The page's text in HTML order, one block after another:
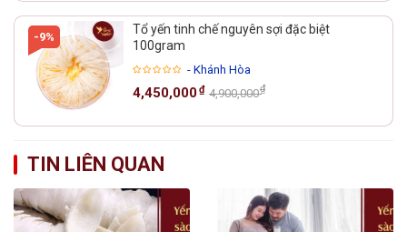
-9%
Tổ yến tinh chế nguyên sợi đặc biệt
100gram
- Khánh Hòa
4,450,000₫ 4,900,000₫
TIN LIÊN QUAN